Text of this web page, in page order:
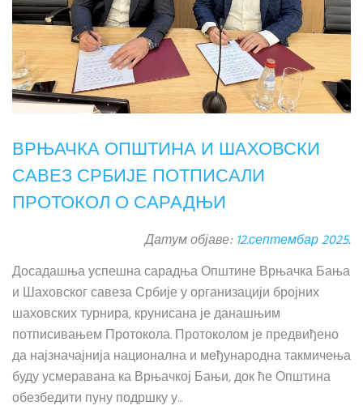
ВРЊАЧКА ОПШТИНА И ШАХОВСКИ
САВЕЗ СРБИЈЕ ПОТПИСАЛИ
ПРОТОКОЛ О САРАДЊИ
Датум објаве:12.септембар 2025.
Досадашња успешна сарадња Општине Врњачка Бања
и Шаховског савеза Србије у организацији бројних
шаховских турнира, крунисана је данашњим
потписивањем Протокола. Протоколом је предвиђено
да најзначајнија национална и међународна такмичења
буду усмеравана ка Врњачкој Бањи, док ће Општина
обезбедити пуну подршку у...